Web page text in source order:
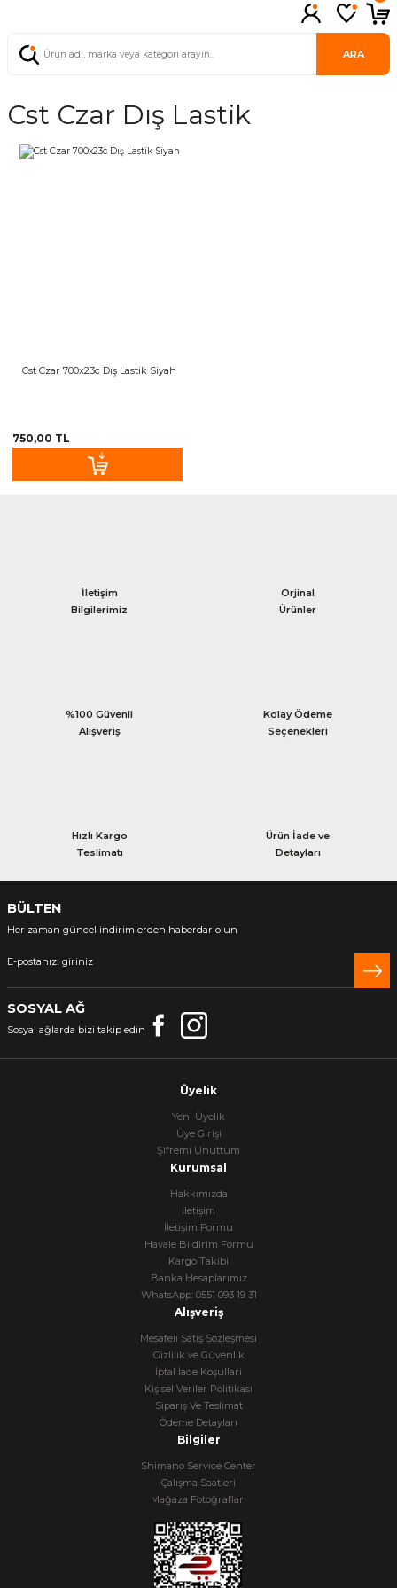
ARA
Cst Czar Dış Lastik
Cst Czar 700x23c Dış Lastik Siyah
750,00 TL
İletişim
Bilgilerimiz
Orjinal
Ürünler
%100 Güvenli
Alışveriş
Kolay Ödeme
Seçenekleri
Hızlı Kargo
Teslimatı
Ürün İade ve
Detayları
BÜLTEN
Her zaman güncel indirimlerden haberdar olun
SOSYAL AĞ
Sosyal ağlarda bizi takip edin
Üyelik
Yeni Üyelik
Üye Girişi
Şifremi Unuttum
Kurumsal
Hakkımızda
İletişim
İletişim Formu
Havale Bildirim Formu
Kargo Takibi
Banka Hesaplarımız
WhatsApp: 0551 093 19 31
Alışveriş
Mesafeli Satış Sözleşmesi
Gizlilik ve Güvenlik
İptal İade Koşullari
Kişisel Veriler Politikası
Sipariş Ve Teslimat
Ödeme Detayları
Bilgiler
Shimano Service Center
Çalışma Saatleri
Mağaza Fotoğrafları